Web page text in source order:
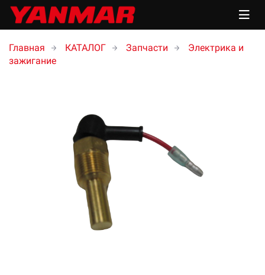
Главная КАТАЛОГ Запчасти
Электрика и
зажигание